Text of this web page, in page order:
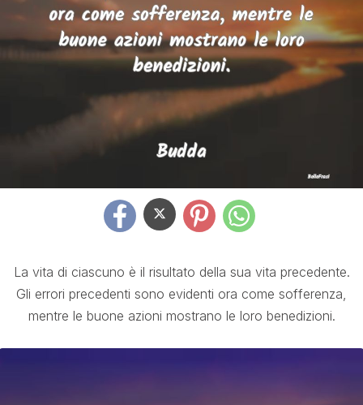
La vita di ciascuno è il risultato della sua vita precedente.
Gli errori precedenti sono evidenti ora come sofferenza,
mentre le buone azioni mostrano le loro benedizioni.